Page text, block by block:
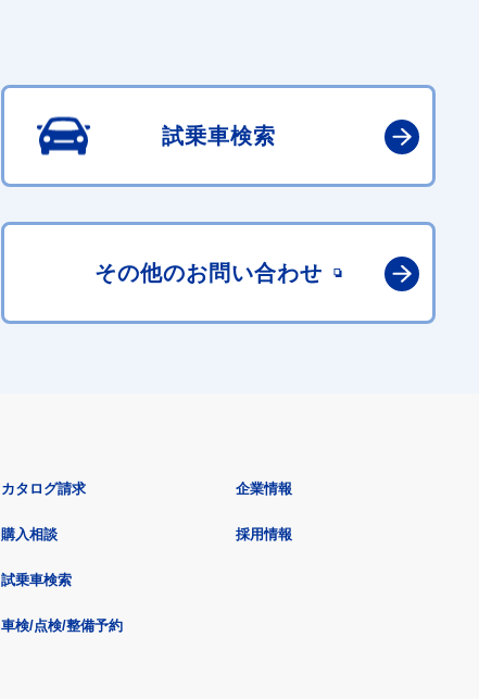
試乗車検索
その他のお問い合わせ
カタログ請求
購入相談
試乗車検索
車検/点検/整備予約
企業情報
採用情報